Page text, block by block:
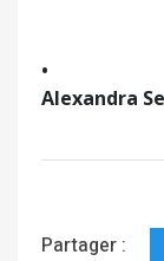
•
Alexandra
Partager :